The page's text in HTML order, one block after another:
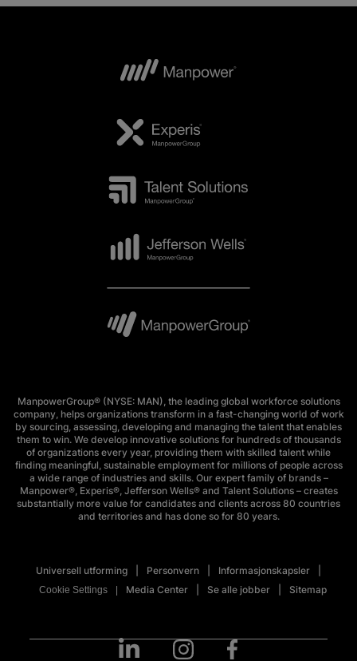
ManpowerGroup® (NYSE: MAN), the leading global workforce solutions
company, helps organizations transform in a fast-changing world of work
by sourcing, assessing, developing and managing the talent that enables
them to win. We develop innovative solutions for hundreds of thousands
of organizations every year, providing them with skilled talent while
finding meaningful, sustainable employment for millions of people across
a wide range of industries and skills. Our expert family of brands –
Manpower®, Experis®, Jefferson Wells® and Talent Solutions – creates
substantially more value for candidates and clients across 80 countries
and territories and has done so for 80 years.
Universell utforming Personvern Informasjonskapsler
Cookie Settings Media Center Se alle jobber Sitemap